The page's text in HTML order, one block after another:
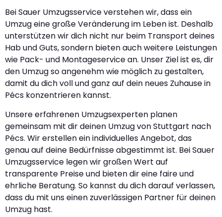
Bei Sauer Umzugsservice verstehen wir, dass ein
Umzug eine große Veränderung im Leben ist. Deshalb
unterstützen wir dich nicht nur beim Transport deines
Hab und Guts, sondern bieten auch weitere Leistungen
wie Pack- und Montageservice an. Unser Ziel ist es, dir
den Umzug so angenehm wie möglich zu gestalten,
damit du dich voll und ganz auf dein neues Zuhause in
Pécs konzentrieren kannst.
Unsere erfahrenen Umzugsexperten planen
gemeinsam mit dir deinen Umzug von Stuttgart nach
Pécs. Wir erstellen ein individuelles Angebot, das
genau auf deine Bedürfnisse abgestimmt ist. Bei Sauer
Umzugsservice legen wir großen Wert auf
transparente Preise und bieten dir eine faire und
ehrliche Beratung. So kannst du dich darauf verlassen,
dass du mit uns einen zuverlässigen Partner für deinen
Umzug hast.